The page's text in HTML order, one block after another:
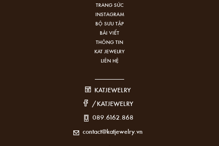
TRANG SỨC
INSTAGRAM
BỘ SƯU TẬP
BÀI VIẾT
THÔNG TIN
KAT JEWELRY
LIÊN HỆ
KATJEWELRY
/KATJEWELRY
089.6162.868
contact@katjewelry.vn